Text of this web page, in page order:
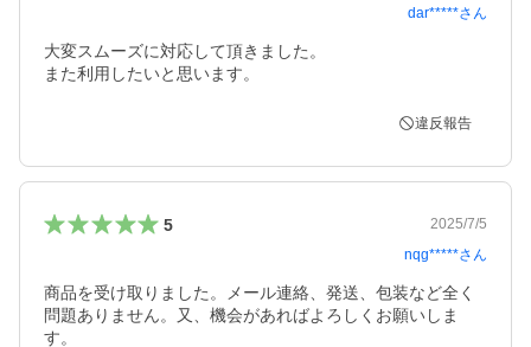
dar*****さん
大変スムーズに対応して頂きました。
また利用したいと思います。
違反報告
5
2025/7/5
nqg*****さん
商品を受け取りました。メール連絡、発送、包装など全く
問題ありません。又、機会があればよろしくお願いしま
す。